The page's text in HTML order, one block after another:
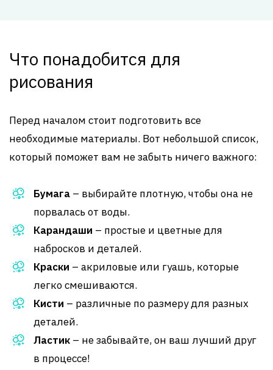
Что понадобится для
рисования
Перед началом стоит подготовить все
необходимые материалы. Вот небольшой список,
который поможет вам не забыть ничего важного:
Бумага – выбирайте плотную, чтобы она не
порвалась от воды.
Карандаши – простые и цветные для
набросков и деталей.
Краски – акриловые или гуашь, которые
легко смешиваются.
Кисти – различные по размеру для разных
деталей.
Ластик – не забывайте, он ваш лучший друг
в процессе!